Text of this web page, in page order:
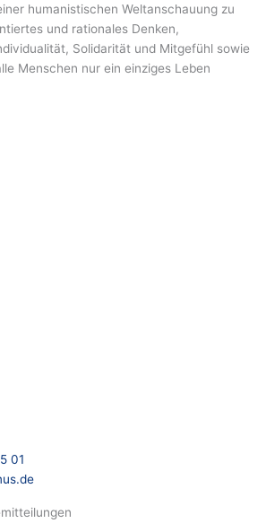
01
humanistischen Weltanschauung zu
und rationales Denken,
Solidarität und Mitgefühl sowie
Menschen nur ein einziges Leben